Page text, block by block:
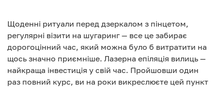
Щоденні ритуали перед дзеркалом з пінцетом,
регулярні візити на шугаринг — все це забирає
дорогоцінний час, який можна було б витратити на
щось значно приємніше. Лазерна епіляція вилиць —
найкраща інвестиція у свій час. Пройшовши один
раз повний курс, ви на роки викреслюєте цей пункт